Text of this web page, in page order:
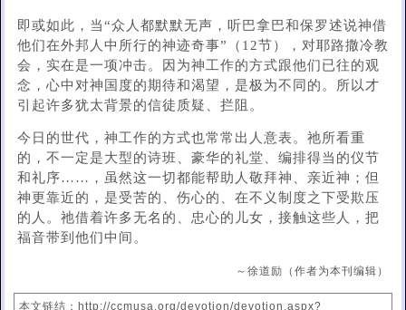
即或如此，当“众人都默默无声，听巴拿巴和保罗述说神借
他们在外邦人中所行的神迹奇事”（12节），对耶路撒冷教
会，实在是一项冲击。因为神工作的方式跟他们已往的观
念，心中对神国度的期待和渴望，是极为不同的。所以才
引起许多犹太背景的信徒质疑、拦阻。
今日的世代，神工作的方式也常常出人意表。祂所看重
的，不一定是大型的诗班、豪华的礼堂、编排得当的仪节
和礼序……，虽然这一切都能帮助人敬拜神、亲近神；但
神更靠近的，是受苦的、伤心的、在不义制度之下受欺压
的人。祂借着许多无名的、忠心的儿女，接触这些人，把
福音带到他们中间。
～徐道励（作者为本刊编辑）
本文链结：http://ccmusa.org/devotion/devotion.aspx?